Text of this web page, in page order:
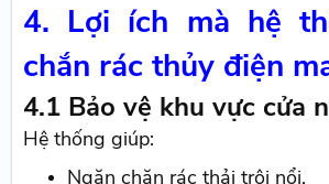
4. Lợi ích mà hệ
chắn rác thủy điện
4.1 Bảo vệ khu vực cửa
Hệ thống giúp:
Ngăn chặn rác thải trôi nổi.